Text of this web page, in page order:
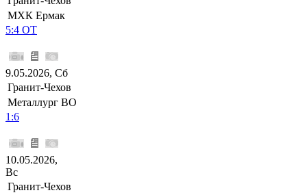
МХК Ермак
5:4 ОТ
9.05.2026, Сб
Гранит-Чехов
Металлург ВО
1:6
10.05.2026,
Вс
Гранит-Чехов